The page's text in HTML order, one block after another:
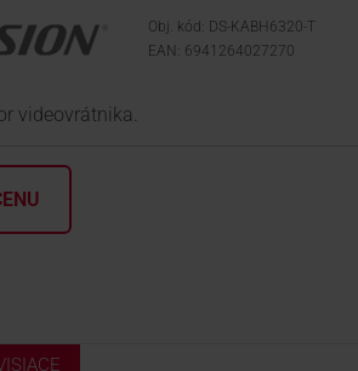
Obj. kód: DS-KABH6320-T
EAN: 6941264027270
videovrátnika.